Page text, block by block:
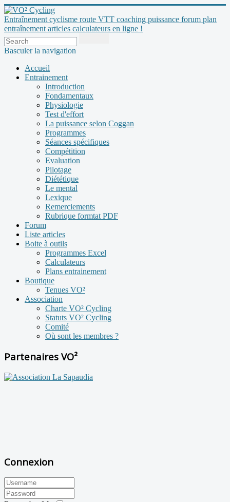
Entraînement cyclisme route VTT coaching puissance forum plan
entraînement articles calculateurs en ligne !
Basculer la navigation
Accueil
Entrainement
Introduction
Fondamentaux
Physiologie
Test d'effort
La puissance selon Coggan
Programmes
Séances spécifiques
Compétition
Evaluation
Pilotage
Diététique
Le mental
Lexique
Remerciements
Rubrique formtat PDF
Forum
Liste articles
Boite à outils
Programmes Excel
Calculateurs
Plans entrainement
Boutique
Tenues VO²
Association
Charte VO² Cycling
Statuts VO² Cycling
Comité
Où sont les membres ?
Partenaires VO²
Connexion